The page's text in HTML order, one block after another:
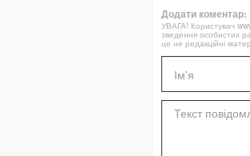
Додати коментар:
УВАГА! Користувач
зведення особистих
це не редакційні